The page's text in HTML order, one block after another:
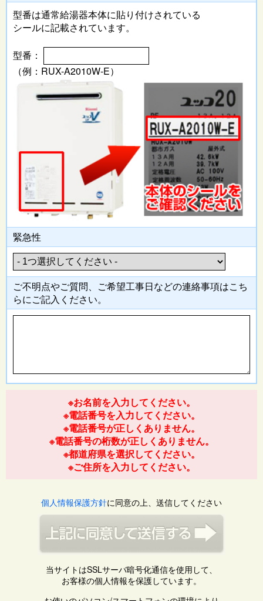
型番は通常給湯器本体に貼り付けされている
シールに記載されています。
型番：
（例：RUX-A2010W-E）
緊急性
ご不明点やご質問、ご希望工事日などの連絡事項はこち
らにご記入 ください。
※お名前を入力してください。
※電話番号を入力してください。
※電話番号が正しくありません。
※電話番号の桁数が正しくありません。
※都道府県を選択してください。
※ご住所を入力してください。
個人情報保護方針に同意の上、送信してください
当サイトはSSLサーバ暗号化通信を使用して、
お客様の個人情報を保護しています。